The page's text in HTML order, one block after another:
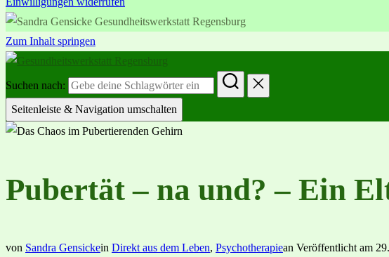
Zum Inhalt springen
Suchen nach:
Seitenleiste & Navigation umschalten
Pubertät – na und? – Ein
von Sandra Gensickein Direkt aus dem Leben, Psychotherapiean Veröffentlicht am